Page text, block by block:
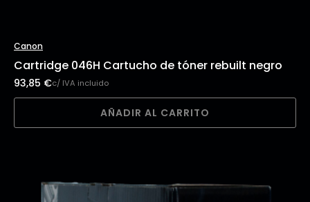
Canon
Cartridge 046H Cartucho de tóner rebuilt negro
93,85 €c/ IVA incluido
AÑADIR AL CARRITO